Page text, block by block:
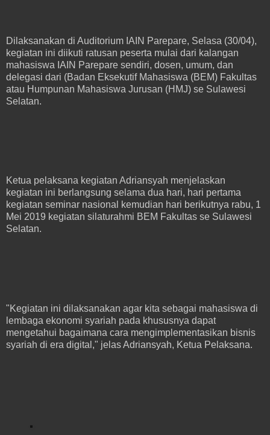
Dilaksanakan di Auditorium IAIN Parepare, Selasa (30/04),
kegiatan ini diikuti ratusan peserta mulai dari kalangan
mahasiswa IAIN Parepare sendiri, dosen, umum, dan
delegasi dari (Badan Eksekutif Mahasiswa (BEM) Fakultas
atau Humpunan Mahasiswa Jurusan (HMJ) se Sulawesi
Selatan.
Ketua pelaksana kegiatan Adriansyah menjelaskan
kegiatan ini berlangsung selama dua hari, hari pertama
kegiatan seminar nasional kemudian hari berikutnya rabu, 1
Mei 2019 kegiatan silaturahmi BEM Fakultas se Sulawesi
Selatan.
"Kegiatan ini dilaksanakan agar kita sebagai mahasiswa di
lembaga ekonomi syariah pada khususnya dapat
mengetahui bagaimana cara mengimplementasikan bisnis
syariah di era digital," jelas Adriansyah, Ketua Pelaksana.